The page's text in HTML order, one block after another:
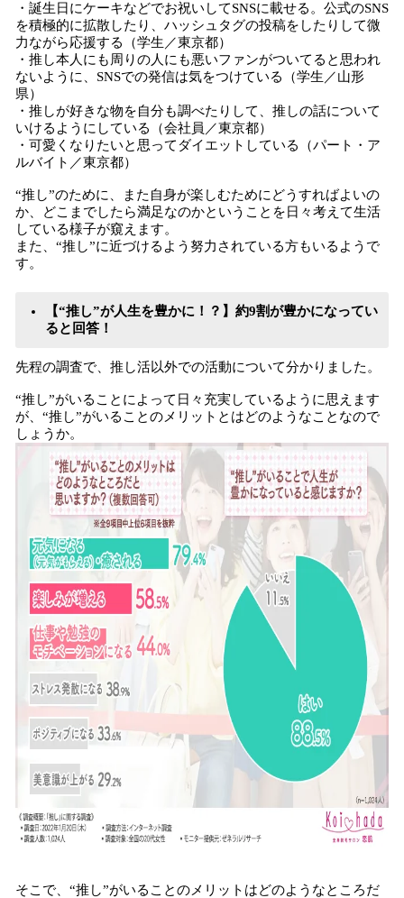
・誕生日にケーキなどでお祝いしてSNSに載せる。公式のSNS
を積極的に拡散したり、ハッシュタグの投稿をしたりして微
力ながら応援する（学生／東京都）
・推し本人にも周りの人にも悪いファンがついてると思われ
ないように、SNSでの発信は気をつけている（学生／山形
県）
・推しが好きな物を自分も調べたりして、推しの話について
いけるようにしている（会社員／東京都）
・可愛くなりたいと思ってダイエットしている（パート・ア
ルバイト／東京都）
“推し”のために、また自身が楽しむためにどうすればよいの
か、どこまでしたら満足なのかということを日々考えて生活
している様子が窺えます。
また、“推し”に近づけるよう努力されている方もいるようで
す。
【“推し”が人生を豊かに！？】約9割が豊かになってい
ると回答！
先程の調査で、推し活以外での活動について分かりました。
“推し”がいることによって日々充実しているように思えます
が、“推し”がいることのメリットとはどのようなことなので
しょうか。
そこで、“推し”がいることのメリットはどのようなところだ